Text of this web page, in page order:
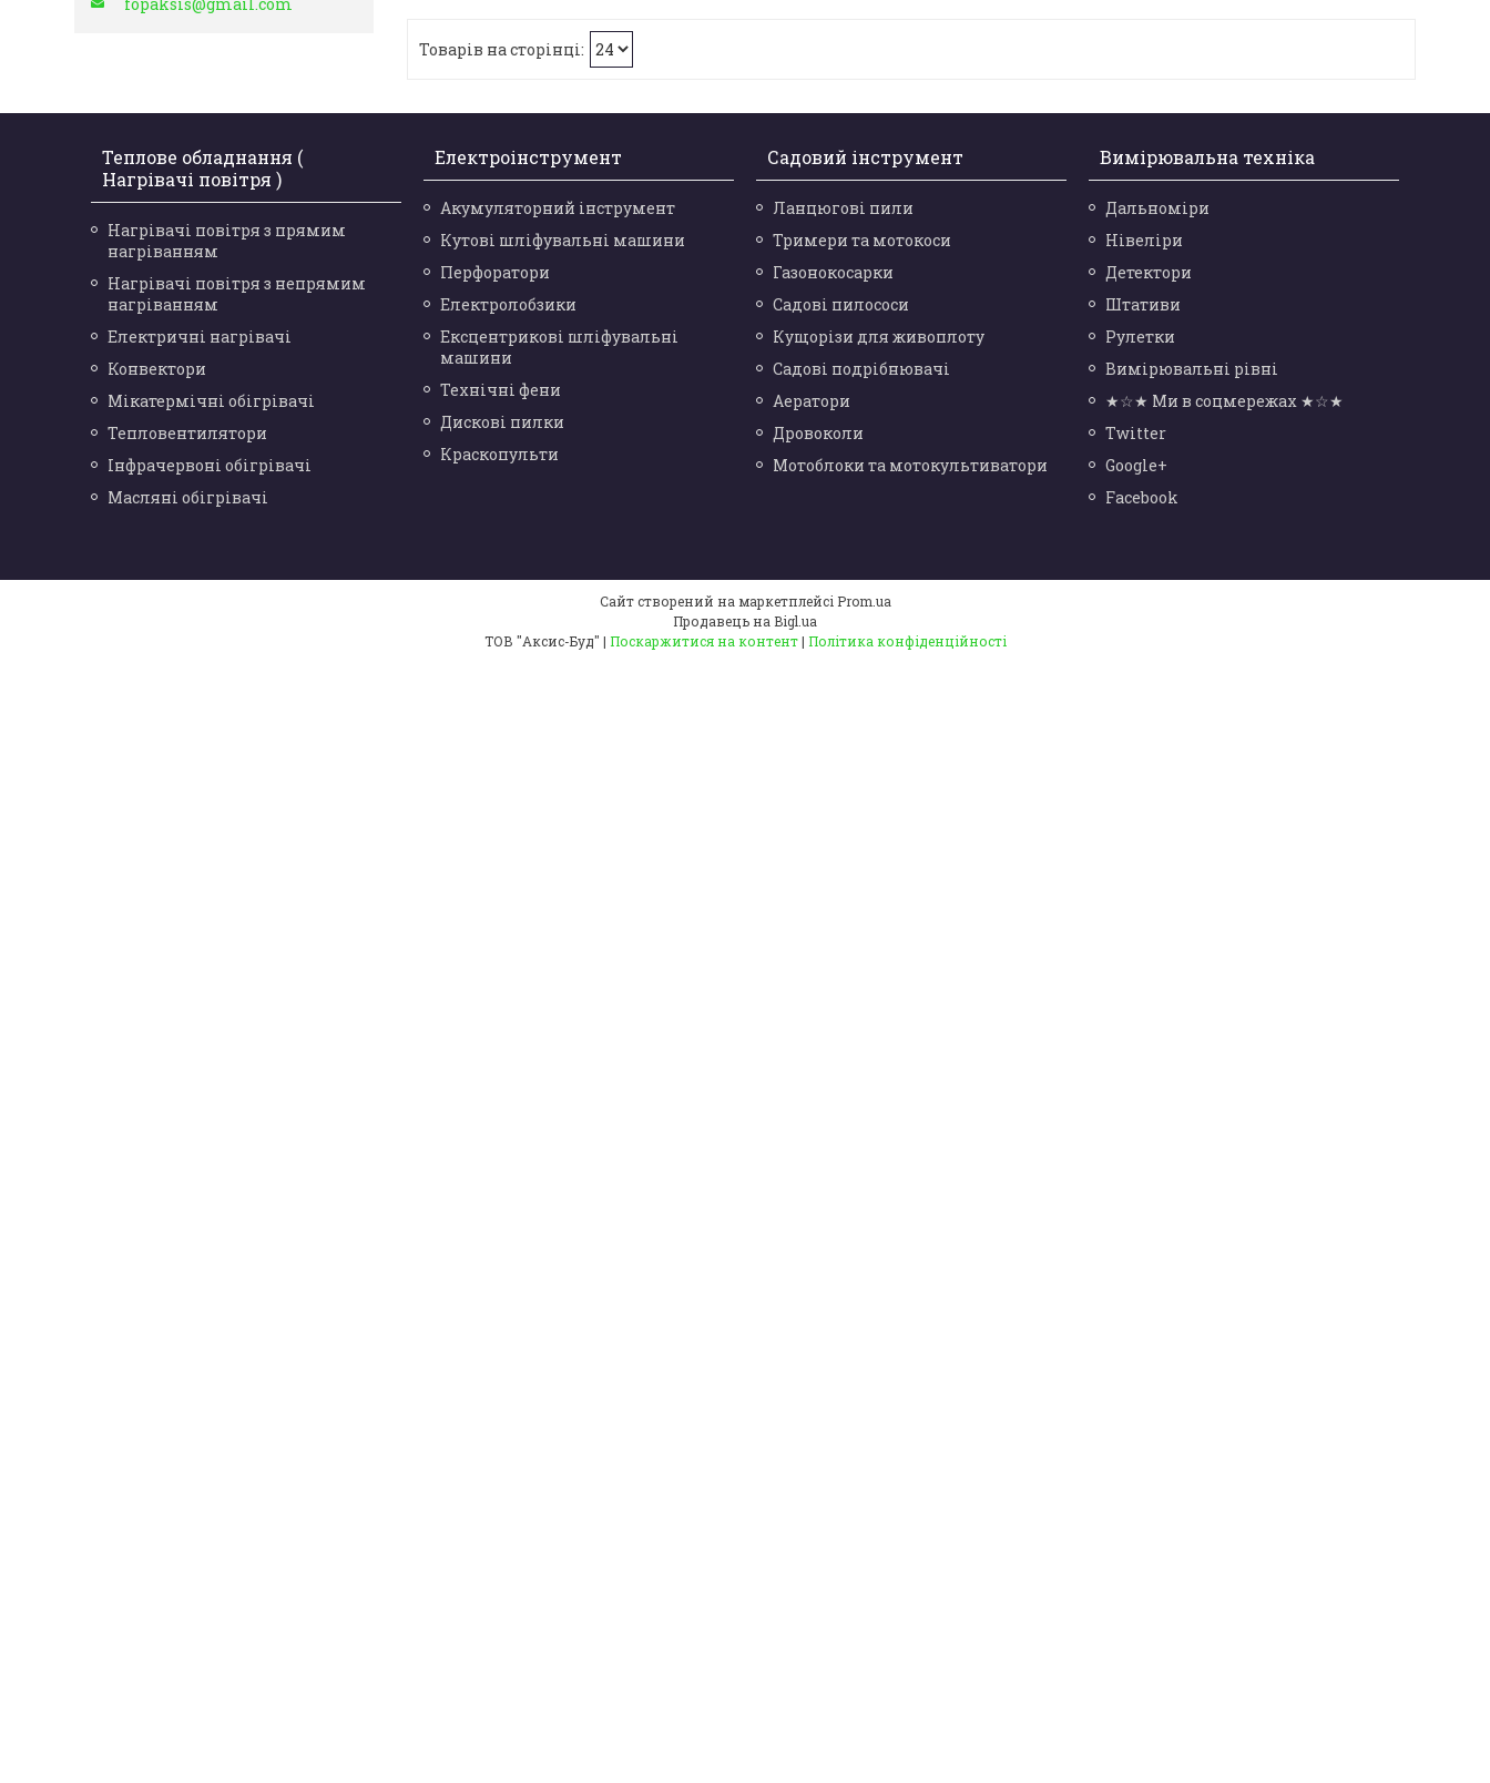
Теплове обладнання (
Нагрівачі повітря )
Нагрівачі повітря з прямим
нагріванням
Нагрівачі повітря з непрямим
нагріванням
Електричні нагрівачі
Конвектори
Мікатермічні обігрівачі
Тепловентилятори
Інфрачервоні обігрівачі
Масляні обігрівачі
Електроінструмент
Акумуляторний інструмент
Кутові шліфувальні машини
Перфоратори
Електролобзики
Ексцентрикові шліфувальні
машини
Технічні фени
Дискові пилки
Краскопульти
Садовий інструмент
Ланцюгові пили
Тримери та мотокоси
Газонокосарки
Садові пилососи
Кущорізи для живоплоту
Садові подрібнювачі
Аератори
Дровоколи
Мотоблоки та мотокультиватори
Вимірювальна техніка
Дальноміри
Нівеліри
Детектори
Штативи
Рулетки
Вимірювальні рівні
★☆★ Ми в соцмережах ★☆★
Twitter
Google+
Facebook
Сайт створений на маркетплейсі Prom.ua
Продавець на Bigl.ua
ТОВ "Аксис-Буд" | Поскаржитися на контент | Політика конфіденційності